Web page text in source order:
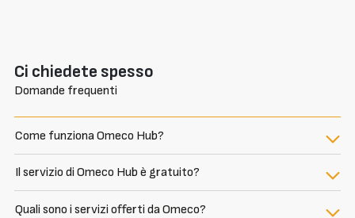
Ci chiedete spesso
Domande frequenti
Come funziona Omeco Hub?
Il servizio di Omeco Hub è gratuito?
Quali sono i servizi offerti da Omeco?